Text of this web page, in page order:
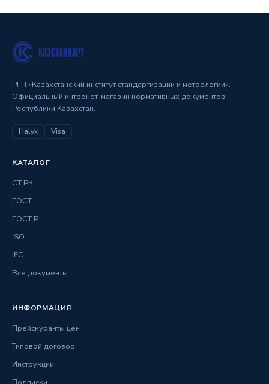
РГП «Казахстанский институт стандартизации и метрологии».
Официальный интернет-магазин нормативных документов
Республики Казахстан.
Halyk Visa
КАТАЛОГ
СТ РК
ГОСТ
ГОСТ Р
ISO
IEC
Все документы
ИНФОРМАЦИЯ
Прейскуранты цен
Типовой договор
Инструкции